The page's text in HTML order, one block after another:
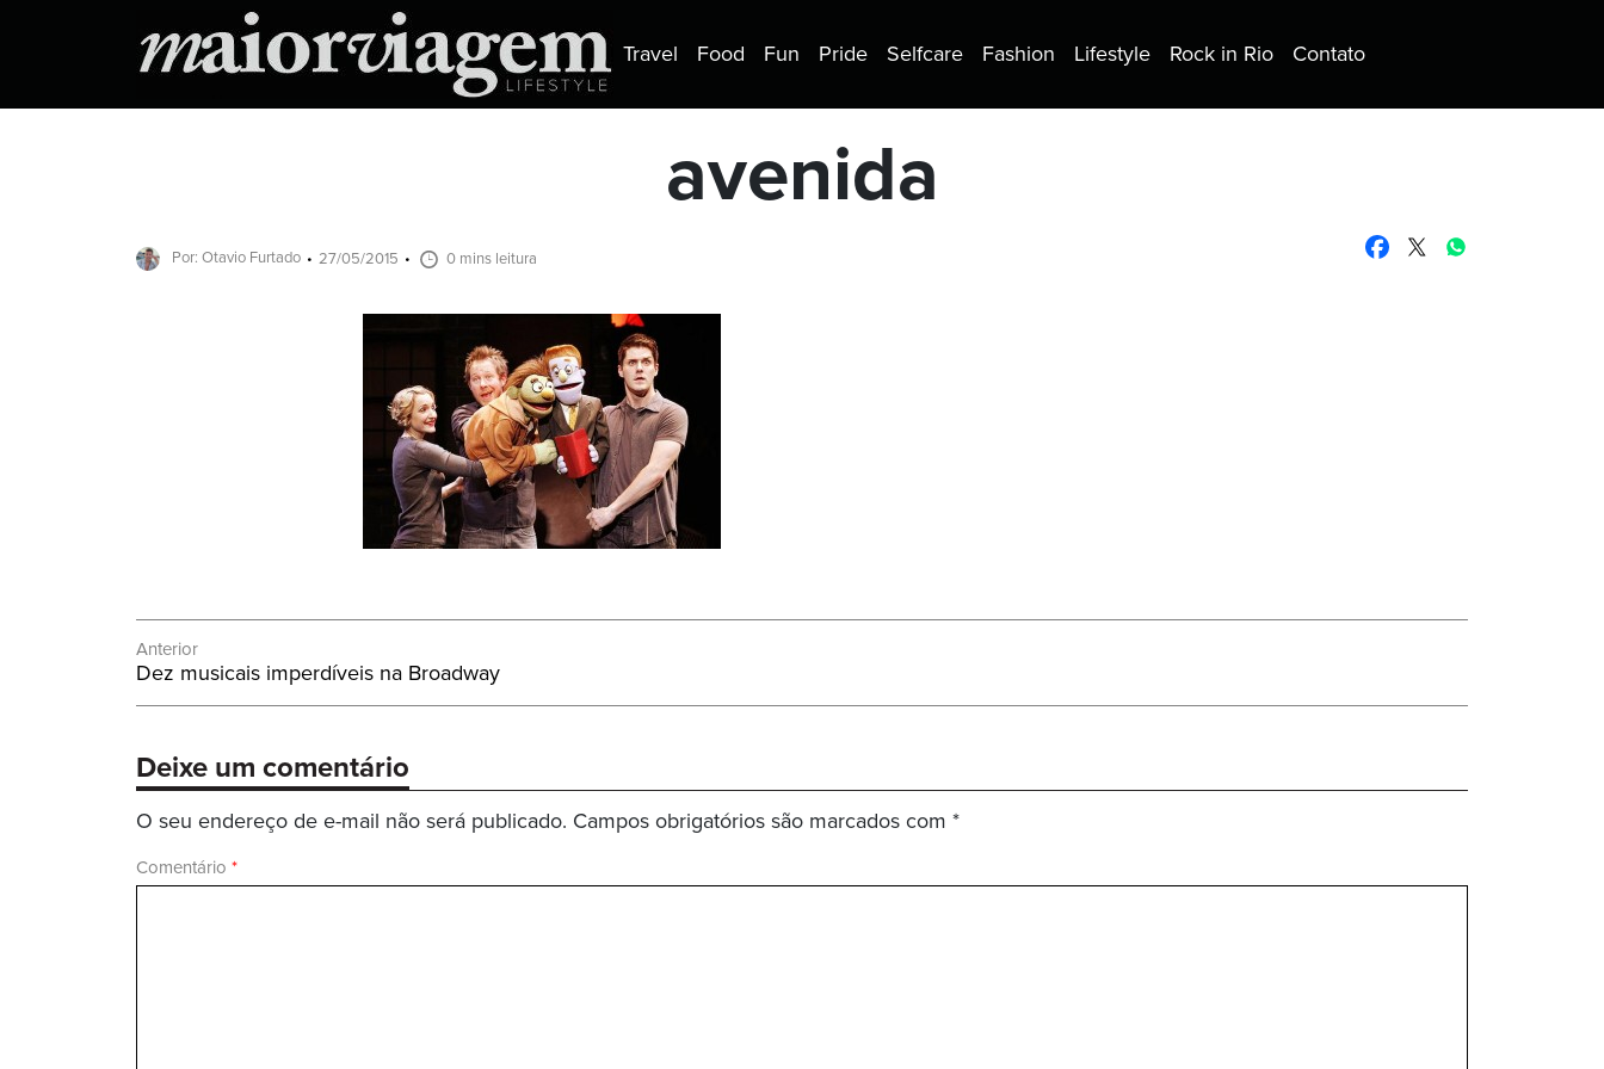
Travel Food Fun Pride Selfcare Fashion Lifestyle Rock in Rio Contato
avenida
Por: Otavio Furtado 27/05/2015 0 mins leitura
Navegação
de
Anterior
Post
Anterior:
Dez musicais imperdíveis na Broadway
Deixe um comentário
O seu endereço de e-mail não será publicado. Campos obrigatórios são marcados com *
Comentário *